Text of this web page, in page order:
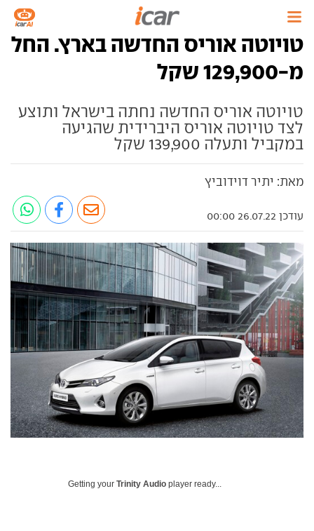
טויוטה אוריס החדשה בארץ. החל
מ-129,900 שקל
טויוטה אוריס החדשה נחתה בישראל ותוצע
לצד טויוטה אוריס היברידית שהגיעה
במקביל ותעלה 139,900 שקל
מאת: יתיר דוידוביץ
עודכן 26.07.22 00:00
Getting your Trinity Audio player ready...